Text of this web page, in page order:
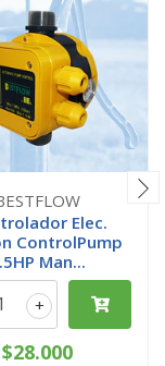
Elec.
ControlPump
Man...
+
$28.000